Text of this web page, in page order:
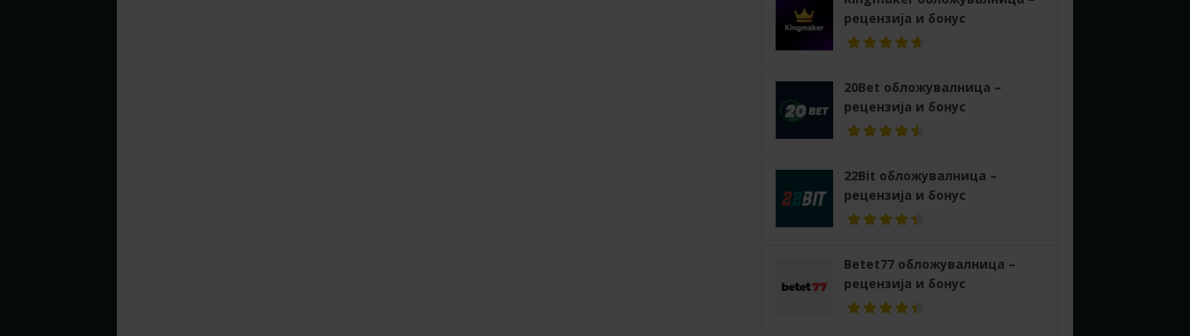
рецензија и бонус
20Bet обложувалница –
рецензија и бонус
22Bit обложувалница –
рецензија и бонус
Betet77 обложувалница –
рецензија и бонус